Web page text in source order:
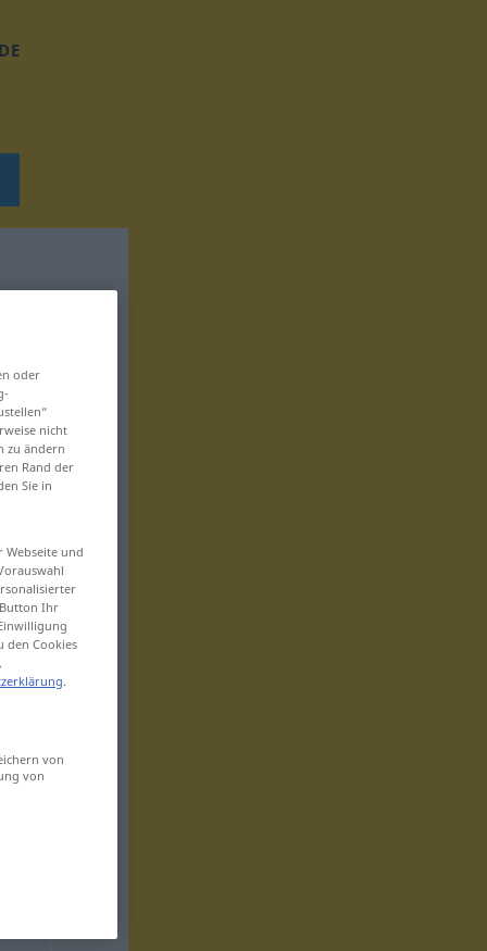
oder
nicht
zu ändern
Rand der
Sie in
und
Ihr
den Cookies
.
von
von